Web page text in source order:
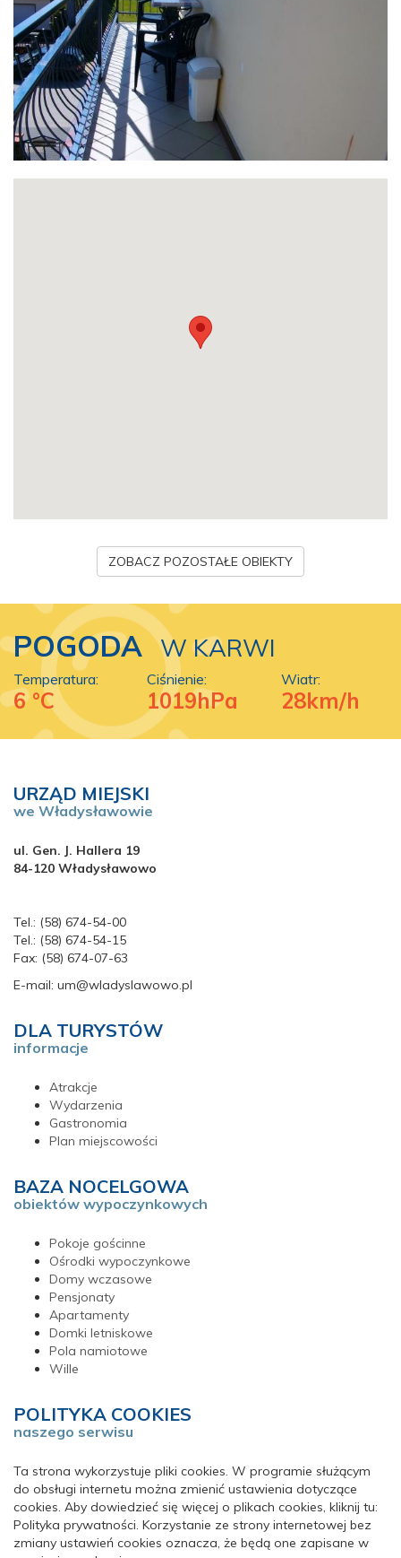
ZOBACZ POZOSTAŁE OBIEKTY
POGODA W KARWI
Temperatura:
6 °C
Ciśnienie:
1019hPa
Wiatr:
28km/h
URZĄD MIEJSKI
we Władysławowie
ul. Gen. J. Hallera 19
84-120 Władysławowo
Tel.: (58) 674-54-00
Tel.: (58) 674-54-15
Fax: (58) 674-07-63
E-mail: um@wladyslawowo.pl
DLA TURYSTÓW
informacje
Atrakcje
Wydarzenia
Gastronomia
Plan miejscowości
BAZA NOCELGOWA
obiektów wypoczynkowych
Pokoje gościnne
Ośrodki wypoczynkowe
Domy wczasowe
Pensjonaty
Apartamenty
Domki letniskowe
Pola namiotowe
Wille
POLITYKA COOKIES
naszego serwisu
Ta strona wykorzystuje pliki cookies. W programie służącym
do obsługi internetu można zmienić ustawienia dotyczące
cookies. Aby dowiedzieć się więcej o plikach cookies, kliknij tu:
Polityka prywatności. Korzystanie ze strony internetowej bez
zmiany ustawień cookies oznacza, że będą one zapisane w